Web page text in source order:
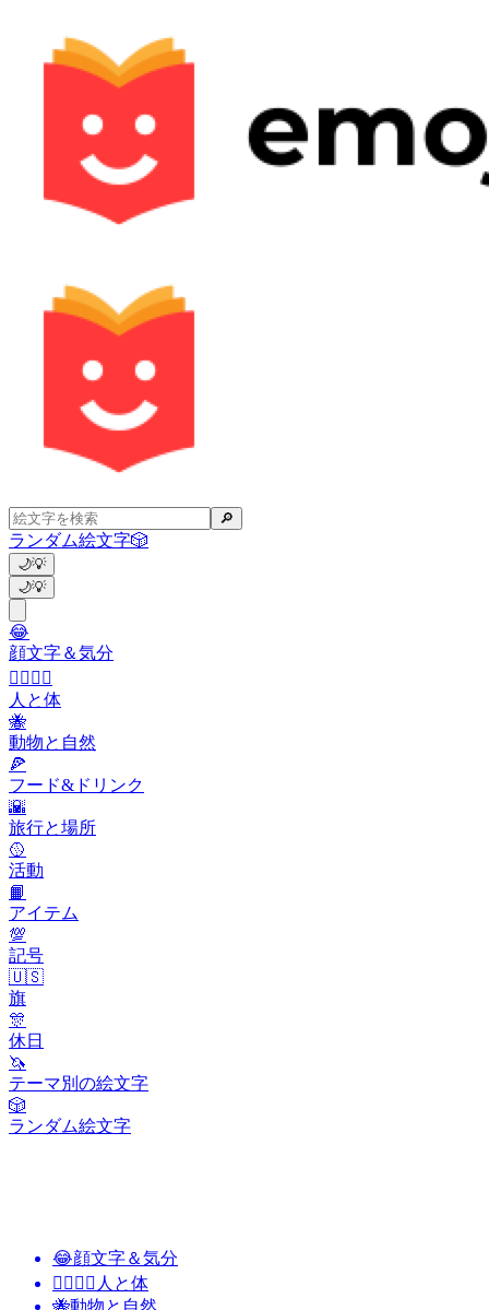
🔎
ランダム絵文字🎲
🌙💡
🌙💡
😂
顔文字＆気分
👩‍❤️‍💋‍👨
人と体
🐝
動物と自然
🍕
フード&ドリンク
🌇
旅行と場所
🥎
活動
📙
アイテム
💯
記号
🇺🇸
旗
🎊
休日
🦄
テーマ別の絵文字
🎲
ランダム絵文字
😂顔文字＆気分
👩‍❤️‍💋‍👨 人と体
🐝動物と自然